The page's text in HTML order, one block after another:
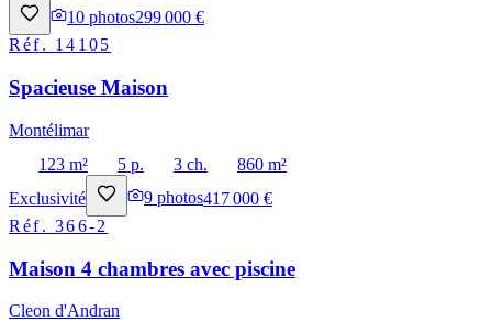
10 photos299 000 €
Réf. 14105
Spacieuse Maison
Montélimar
123 m²
5 p. 3 ch.
860 m²
Exclusivité
9 photos417 000 €
Réf.366-2
Maison 4 chambres avec piscine
Cleon d'Andran